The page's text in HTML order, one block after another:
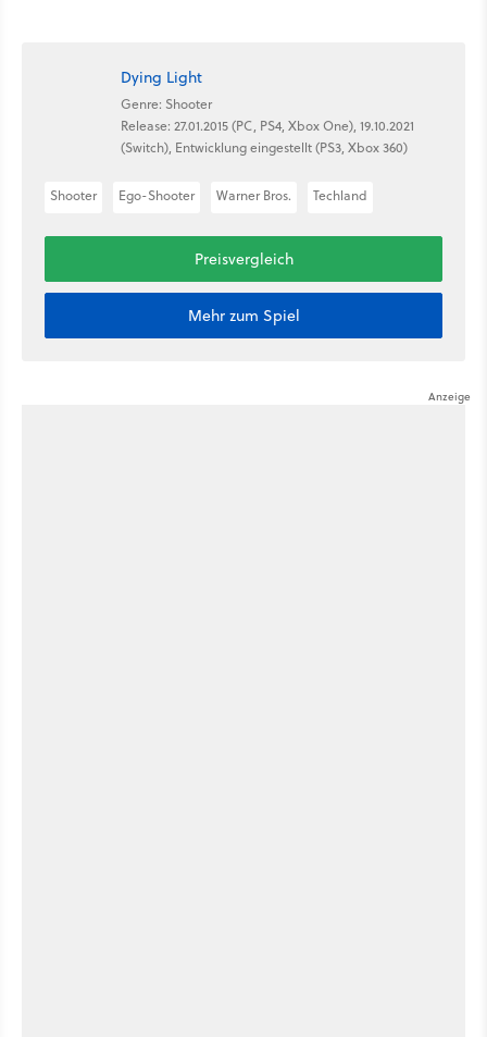
Dying Light
Genre: Shooter
Release: 27.01.2015 (PC, PS4, Xbox One), 19.10.2021
(Switch), Entwicklung eingestellt (PS3, Xbox 360)
Shooter Ego-Shooter Warner Bros. Techland
Preisvergleich
Mehr zum Spiel